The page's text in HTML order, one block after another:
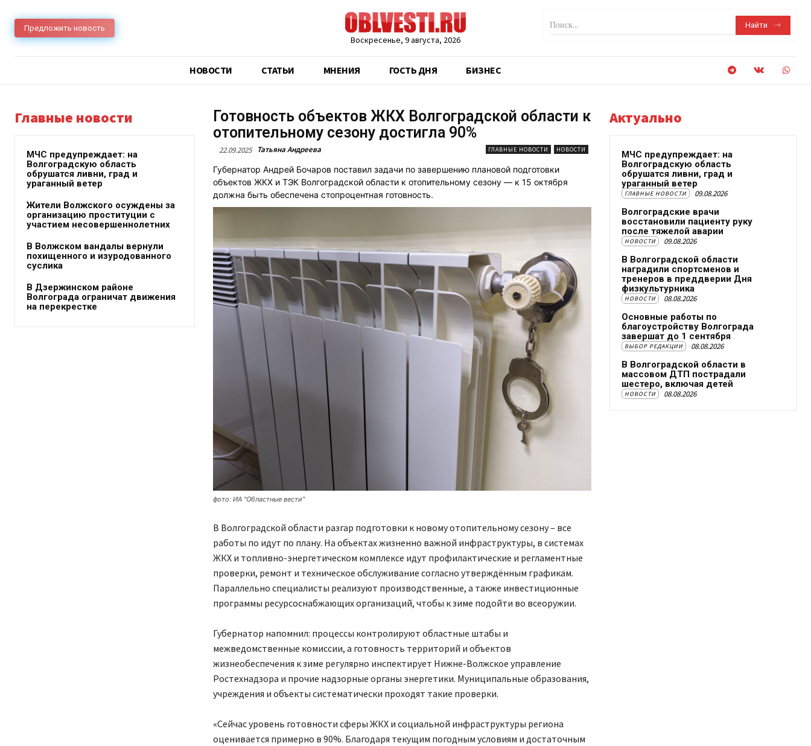
Предложить новость
Воскресенье, 9 августа, 2026
Поиск... Найти
НОВОСТИ CТАТЬИ МНЕНИЯ ГОСТЬ ДНЯ БИЗНЕС
Главные новости
МЧС предупреждает: на
Волгоградскую область
обрушатся ливни, град и
ураганный ветер
Жители Волжского осуждены за
организацию проституции с
участием несовершеннолетних
В Волжском вандалы вернули
похищенного и изуродованного
суслика
В Дзержинском районе
Волгограда ограничат движения
на перекрестке
Готовность объектов ЖКХ Волгоградской области к
отопительному сезону достигла 90%
22.09.2025 Татьяна Андреева ГЛАВНЫЕ НОВОСТИ НОВОСТИ
Губернатор Андрей Бочаров поставил задачи по завершению плановой подготовки
объектов ЖКХ и ТЭК Волгоградской области к отопительному сезону — к 15 октября
должна быть обеспечена стопроцентная готовность.
фото: ИА "Областные вести"
В Волгоградской области разгар подготовки к новому отопительному сезону – все
работы по идут по плану. На объектах жизненно важной инфраструктуры, в системах
ЖКХ и топливно-энергетическом комплексе идут профилактические и регламентные
проверки, ремонт и техническое обслуживание согласно утверждённым графикам.
Параллельно специалисты реализуют производственные, а также инвестиционные
программы ресурсоснабжающих организаций, чтобы к зиме подойти во всеоружии.
Губернатор напомнил: процессы контролируют областные штабы и
межведомственные комиссии, а готовность территорий и объектов
жизнеобеспечения к зиме регулярно инспектирует Нижне-Волжское управление
Ростехнадзора и прочие надзорные органы энергетики. Муниципальные образования,
учреждения и объекты систематически проходят такие проверки.
«Сейчас уровень готовности сферы ЖКХ и социальной инфраструктуры региона
оценивается примерно в 90%. Благодаря текущим погодным условиям и достаточным
Актуально
МЧС предупреждает: на
Волгоградскую область
обрушатся ливни, град и
ураганный ветер
ГЛАВНЫЕ НОВОСТИ 09.08.2026
Волгоградские врачи
восстановили пациенту руку
после тяжелой аварии
НОВОСТИ 09.08.2026
В Волгоградской области
наградили спортсменов и
тренеров в преддверии Дня
физкультурника
НОВОСТИ 08.08.2026
Основные работы по
благоустройству Волгограда
завершат до 1 сентября
ВЫБОР РЕДАКЦИИ 08.08.2026
В Волгоградской области в
массовом ДТП пострадали
шестеро, включая детей
НОВОСТИ 08.08.2026